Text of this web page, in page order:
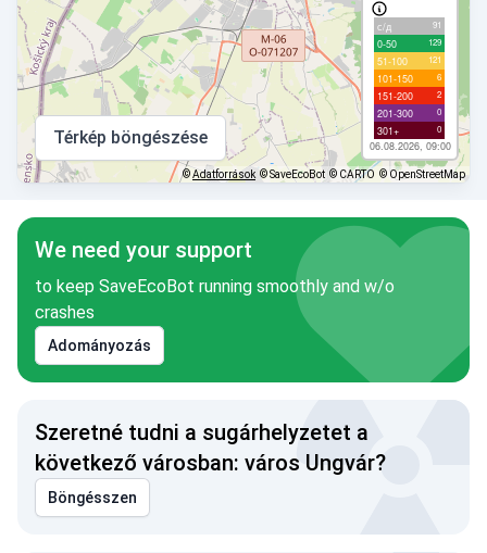
с/д 91
0-50 129
51-100 121
101-150 6
151-200 2
201-300 0
301+ 0
06.08.2026, 09:00
Térkép böngészése
©Adatforrások © SaveEcoBot © CARTO © OpenStreetMap
We need your support
to keep SaveEcoBot running smoothly and w/o
crashes
Adományozás
Szeretné tudni a sugárhelyzetet a
következő városban: város Ungvár?
Böngésszen